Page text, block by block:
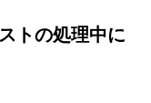
トの処理中に